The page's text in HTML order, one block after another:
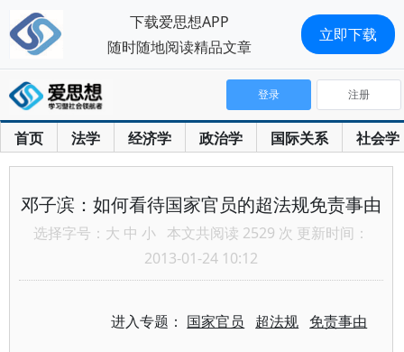
首页 法学 经济学 政治学 国际关系 社会学
登录 注册
邓子滨：如何看待国家官员的超法规免责事由
选择字号： 大 中 小 本文共阅读 2529 次 更新时间：
2013-01-24 10:12
进入专题： 国家官员 超法规 免责事由
下载爱思想APP
随时随地阅读精品文章
立即下载